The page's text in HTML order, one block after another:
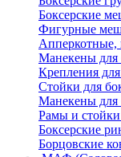
Боксерские
Фигурные
Апперкотные,
Манекены для
Крепления
Стойки для
Манекены для
Рамы и стойки
Боксерские
Борцовские